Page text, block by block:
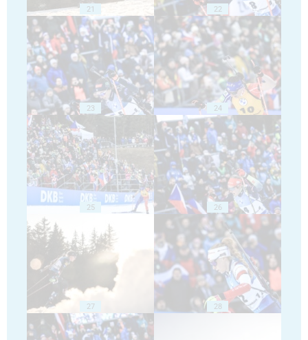
21 22
23 24
25 26
27 28